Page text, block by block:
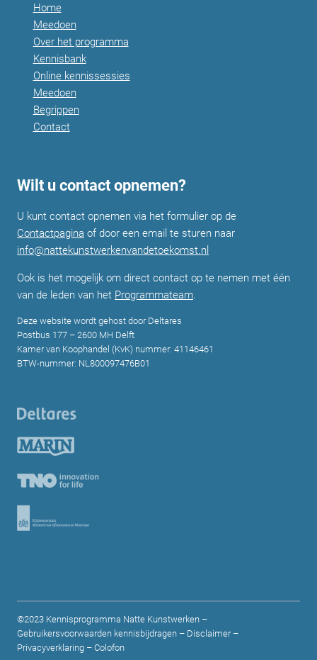
Home
Meedoen
Over het programma
Kennisbank
Online kennissessies
Meedoen
Begrippen
Contact
Wilt u contact opnemen?
U kunt contact opnemen via het formulier op de
Contactpagina of door een email te sturen naar
info@nattekunstwerkenvandetoekomst.nl
Ook is het mogelijk om direct contact op te nemen met één
van de leden van het Programmateam.
Deze website wordt gehost door Deltares
Postbus 177 – 2600 MH Delft
Kamer van Koophandel (KvK) nummer: 41146461
BTW-nummer: NL800097476B01
©2023 Kennisprogramma Natte Kunstwerken –
Gebruikersvoorwaarden kennisbijdragen – Disclaimer–
Privacyverklaring – Colofon